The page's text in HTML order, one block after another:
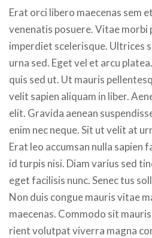
Erat orci libero maecenas sem
venenatis posuere. Vitae morbi
imperdiet scelerisque. Ultrices
urna sed. Eget vel et arcu
quis sed ut. Ut mauris
velit sapien aliquam in liber.
elit. Gravida aenean
enim nec neque. Sit ut velit at
Erat leo accumsan nulla sapien
id turpis nisi. Diam varius sed
eget facilisis nunc. Senec tus
Non duis congue mauris vitae
maecenas. Commodo sit
rient volutpat viverra magna